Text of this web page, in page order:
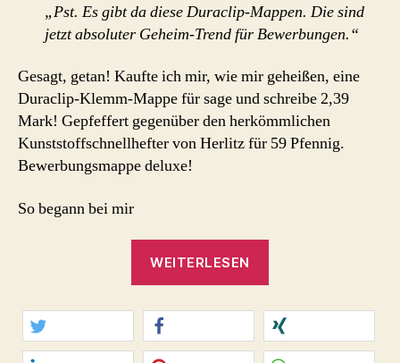
„Pst. Es gibt da diese Duraclip-Mappen. Die sind
jetzt absoluter Geheim-Trend für Bewerbungen.“
Gesagt, getan! Kaufte ich mir, wie mir geheißen, eine
Duraclip-Klemm-Mappe für sage und schreibe 2,39
Mark! Gepfeffert gegenüber den herkömmlichen
Kunststoffschnellhefter von Herlitz für 59 Pfennig.
Bewerbungsmappe deluxe!
So begann bei mir
WEITERLESEN
Tipp
für
twittern teilen teilen